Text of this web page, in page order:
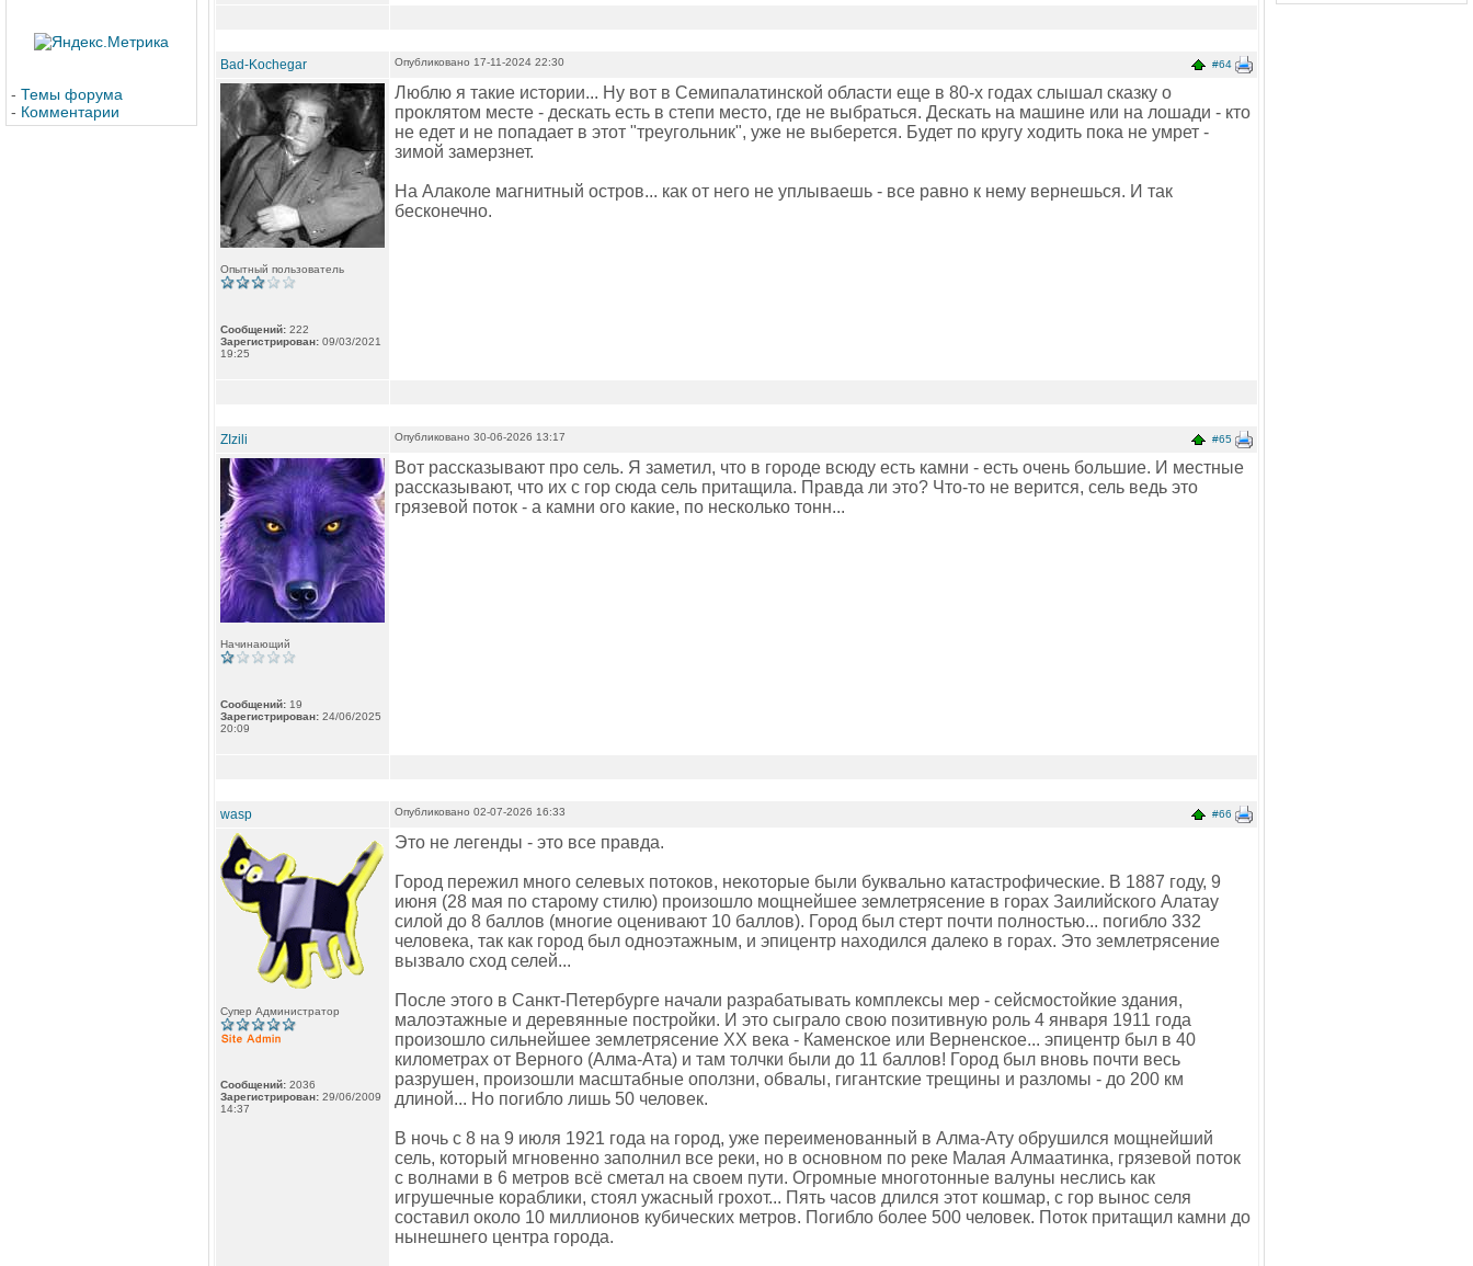
- Темы форума
- Комментарии
Bad-Kochegar #64
Опубликовано 17-11-2024 22:30
Опытный пользователь
Сообщений: 222
Зарегистрирован: 09/03/2021
19:25
Люблю я такие истории... Ну вот в Семипалатинской области еще в 80-х годах слышал сказку о
проклятом месте - дескать есть в степи место, где не выбраться. Дескать на машине или на лошади - кто
не едет и не попадает в этот "треугольник", уже не выберется. Будет по кругу ходить пока не умрет -
зимой замерзнет.
На Алаколе магнитный остров... как от него не уплываешь - все равно к нему вернешься. И так
бесконечно.
ZIzili #65
Опубликовано 30-06-2026 13:17
Начинающий
Сообщений: 19
Зарегистрирован: 24/06/2025
20:09
Вот рассказывают про сель. Я заметил, что в городе всюду есть камни - есть очень большие. И местные
рассказывают, что их с гор сюда сель притащила. Правда ли это? Что-то не верится, сель ведь это
грязевой поток - а камни ого какие, по несколько тонн...
wasp #66
Опубликовано 02-07-2026 16:33
Супер Администратор
Сообщений: 2036
Зарегистрирован: 29/06/2009
14:37
Это не легенды - это все правда.
Город пережил много селевых потоков, некоторые были буквально катастрофические. В 1887 году, 9
июня (28 мая по старому стилю) произошло мощнейшее землетрясение в горах Заилийского Алатау
силой до 8 баллов (многие оценивают 10 баллов). Город был стерт почти полностью... погибло 332
человека, так как город был одноэтажным, и эпицентр находился далеко в горах. Это землетрясение
вызвало сход селей...
После этого в Санкт-Петербурге начали разрабатывать комплексы мер - сейсмостойкие здания,
малоэтажные и деревянные постройки. И это сыграло свою позитивную роль 4 января 1911 года
произошло сильнейшее землетрясение ХХ века - Каменское или Верненское... эпицентр был в 40
километрах от Верного (Алма-Ата) и там толчки были до 11 баллов! Город был вновь почти весь
разрушен, произошли масштабные оползни, обвалы, гигантские трещины и разломы - до 200 км
длиной... Но погибло лишь 50 человек.
В ночь с 8 на 9 июля 1921 года на город, уже переименованный в Алма-Ату обрушился мощнейший
сель, который мгновенно заполнил все реки, но в основном по реке Малая Алмаатинка, грязевой поток
с волнами в 6 метров всё сметал на своем пути. Огромные многотонные валуны неслись как
игрушечные кораблики, стоял ужасный грохот... Пять часов длился этот кошмар, с гор вынос селя
составил около 10 миллионов кубических метров. Погибло более 500 человек. Поток притащил камни до
нынешнего центра города.